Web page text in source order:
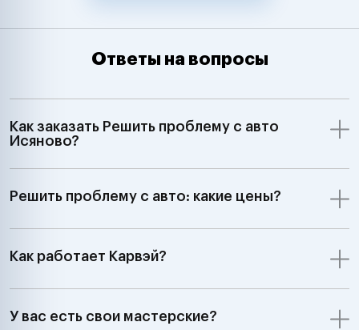
Ответы на вопросы
Как заказать Решить проблему с авто
Исяново?
Решить проблему с авто: какие цены?
Как работает Карвэй?
У вас есть свои мастерские?